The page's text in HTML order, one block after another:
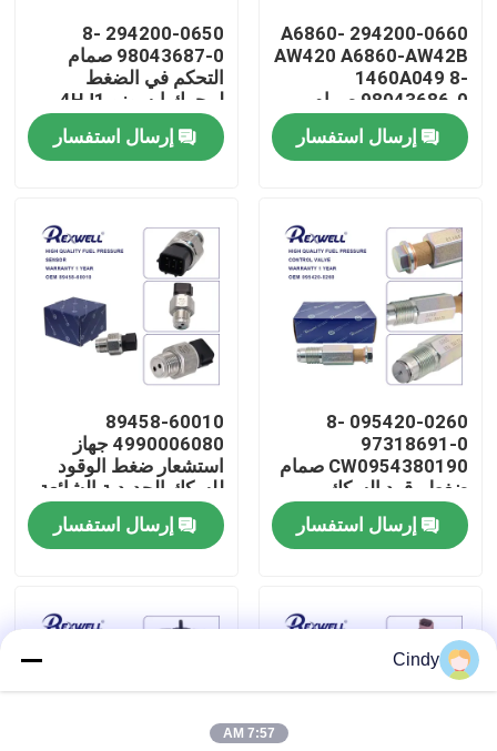
المنزل
فيديوهات
حولنا
جولة في المصنع
مراقبة الجودة
اتصل بنا
حالات
294200-0660 A6860-
AW420 A6860-AW42B
1460A049 8-
98043686-0 صمام
التحكم في الشفط
لنيسان ألميرا نافارا
NP300 إكس تريل
إرسال استفسار
294200-0650 8-
98043687-0 صمام
التحكم في الضغط
لمحرك ايسوزو 4HJ1
4HK1 6HK1
إرسال استفسار
095420-0260 8-
97318691-0
CW0954380190 صمام
ضغط وقود السكك
الحديدية المشتركة
لشاحنات إيسوزو 4HK1
6HK1 6WF1 6WG1
إرسال استفسار
89458-60010
4990006080 جهاز
استشعار ضغط الوقود
للسكك الحديدية الشائعة
لـ Toyota Hilux Corolla
RAV4 Prius Avensis
إرسال استفسار
Cindy
7:57 AM